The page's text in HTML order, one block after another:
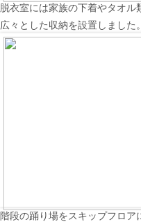
脱衣室には家族の下着やタオ
広々とした収納を設置しました。
階段の踊り場をスキップフロア